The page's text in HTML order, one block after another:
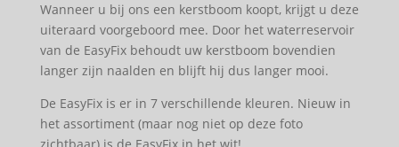
Wanneer u bij ons een kerstboom koopt, krijgt u deze
uiteraard voorgeboord mee. Door het waterreservoir
van de EasyFix behoudt uw kerstboom bovendien
langer zijn naalden en blijft hij dus langer mooi.
De EasyFix is er in 7 verschillende kleuren. Nieuw in
het assortiment (maar nog niet op deze foto